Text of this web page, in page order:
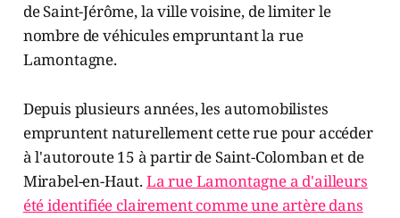
de Saint-Jérôme, la ville voisine, de limiter le
nombre de véhicules empruntant la rue
Lamontagne.
Depuis plusieurs années, les automobilistes
empruntent naturellement cette rue pour accéder
à l'autoroute 15 à partir de Saint-Colomban et de
Mirabel-en-Haut.La rue Lamontagne a d'ailleurs
été identifiée clairement comme une artère dans